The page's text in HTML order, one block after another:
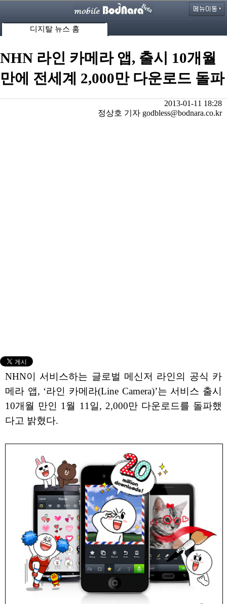
디지탈 뉴스 홈
NHN 라인 카메라 앱, 출시 10개월
만에 전세계 2,000만 다운로드 돌파
2013-01-11 18:28
정상호 기자 godbless@bodnara.co.kr
NHN이 서비스하는 글로벌 메신저 라인의 공식 카
메라 앱, ‘라인 카메라(Line Camera)’는 서비스 출시
10개월 만인 1월 11일, 2,000만 다운로드를 돌파했
다고 밝혔다.